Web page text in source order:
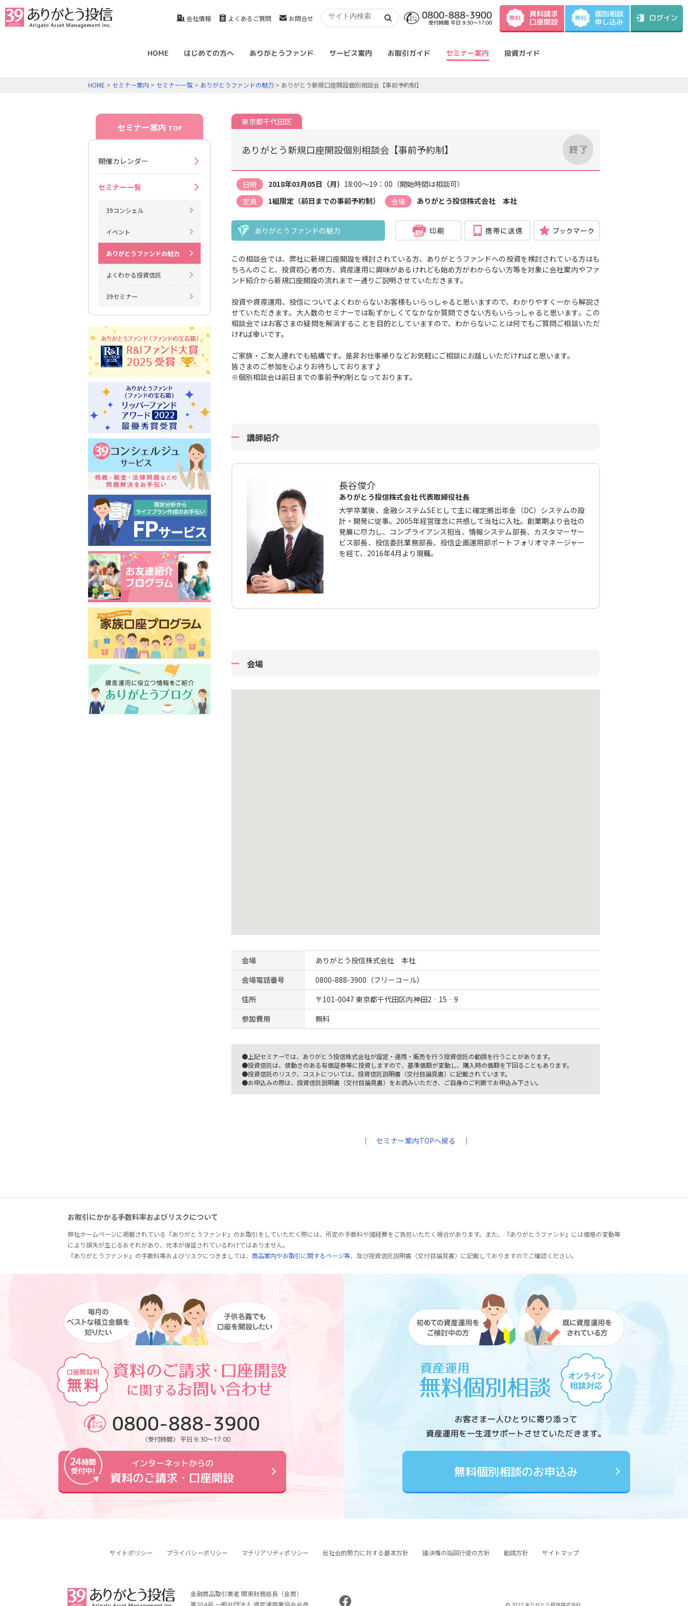
会社情報 よくあるご質問 お問合せ 0800-888-3900
受付時間 平日 9:30～17:00
無料 資料請求
口座開設 無料 個別相談
申し込み ログイン
HOME はじめての方へ ありがとうファンド サービス案内 お取引ガイド セミナー案内 投資ガイド
HOME > セミナー案内 > セミナー一覧 > ありがとうファンドの魅力 > ありがとう新規口座開設個別相談会【事前予約制】
東京都千代田区
ありがとう新規口座開設個別相談会【事前予約制】
日時 2018年03月05日（月） 18:00～19：00（開始時間は相談可）
定員
1組限定（前日までの事前予約制） 会場 ありがとう投信株式会社 本社
ありがとうファンドの魅力
この相談会では、弊社に新規口座開設を検討されている方、ありがとうファンドへの投資を検討されている方はも
ちろんのこと、投資初心者の方、資産運用に興味があるけれども始め方がわからない方等を対象に会社案内やファ
ンド紹介から新規口座開設の流れまで一通りご説明させていただきます。
投資や資産運用、投信についてよくわからないお客様もいらっしゃると思いますので、わかりやすく一から解説さ
せていただきます。大人数のセミナーでは恥ずかしくてなかなか質問できない方もいらっしゃると思います。この
相談会ではお客さまの疑問を解消することを目的としていますので、わからないことは何でもご質問ご相談いただ
ければ幸いです。
ご家族・ご友人連れでも結構です。 是非お仕事帰りなどお気軽にご相談にお越しいただければと思います。
皆さまのご参加を心よりお待ちしております♪
※個別相談会は前日までの事前予約制となっております。
講師紹介
長谷俊介
ありがとう投信株式会社 代表取締役社長
大学卒業後、金融システムSEとして主に確定拠出年金（DC）システムの設
計・開発に従事。2005年経営理念に共感して当社に入社。創業期より会社の
発展に尽力し、コンプライアンス担当、情報システム部長、カスタマーサー
ビス部長、投信委託業務部長、投信企画運用部ポートフォリオマネージャー
を経て、2016年4月より現職。
会場
会場
ありがとう投信株式会社 本社
会場電話番号
0800-888-3900（フリーコール）
住所
〒101-0047 東京都千代田区内神田2‐15‐9
参加費用
無料
●上記セミナーでは、ありがとう投信株式会社が設定・運用・販売を行う投資信託の勧誘を行うことがあります。
●投資信託は、値動きのある有価証券等に投資しますので、基準価額が変動し、購入時の価額を下回ることもあります。
●投資信託のリスク、コストについては、投資信託説明書（交付目論見書）に記載されています。
●お申込みの際は、投資信託説明書（交付目論見書）をお読みいただき、ご自身のご判断でお申込み下さい。
｜ セミナー案内TOPへ戻る ｜
セミナー案内 TOP
開催カレンダー
セミナー一覧
39コンシェル
イベント
ありがとうファンドの魅力
よくわかる投資信託
39セミナー
お取引にかかる手数料率およびリスクについて
弊社ホームページに掲載されている『ありがとうファンド』のお取引をしていただく際には、所定の手数料や諸経費をご負担いただく場合があります。また、『ありがとうファンド』には価格の変動等
により損失が生じるおそれがあり、元本が保証されているわけではありません。
『ありがとうファンド』の手数料等およびリスクにつきましては、 商品案内やお取引に関するページ等、及び投資信託説明書（交付目論見書）に記載しておりますのでご確認ください。
0800-888-3900
〈受付時間〉 平日 9:30～17:00
インターネットからの
資料のご請求・口座開設
お客さま一人ひとりに寄り添って
資産運用を一生涯サポートさせていただきます。
無料個別相談のお申込み
サイトポリシー プライバシーポリシー マテリアリティポリシー 反社会的勢力に対する基本方針 議決権の指図行使の方針 勧誘方針 サイトマップ
金融商品取引業者 関東財務局長（金商）
第304号 一般社団法人 資産運用業協会会員